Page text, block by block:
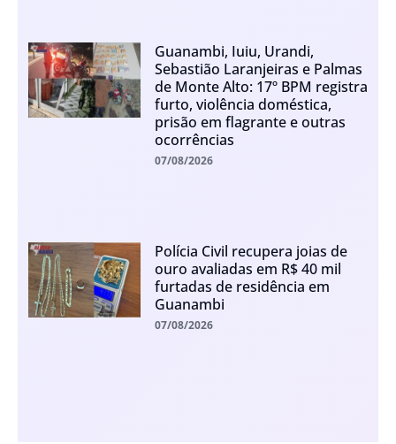
Guanambi, Iuiu, Urandi,
Sebastião Laranjeiras e Palmas
de Monte Alto: 17º BPM registra
furto, violência doméstica,
prisão em flagrante e outras
ocorrências
07/08/2026
Polícia Civil recupera joias de
ouro avaliadas em R$ 40 mil
furtadas de residência em
Guanambi
07/08/2026